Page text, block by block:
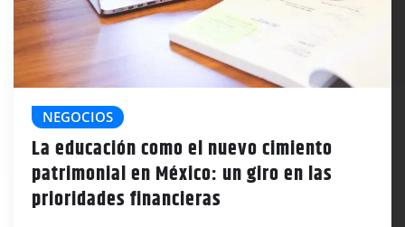
NEGOCIOS
La educación como el nuevo cimiento
patrimonial en México: un giro en las
prioridades financieras